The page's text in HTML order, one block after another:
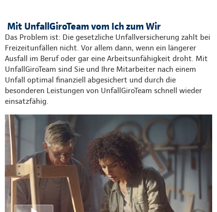
Mit UnfallGiroTeam vom Ich zum Wir
Das Problem ist: Die gesetzliche Unfallversicherung zahlt bei
Freizeitunfällen nicht. Vor allem dann, wenn ein längerer
Ausfall im Beruf oder gar eine Arbeitsunfähigkeit droht. Mit
UnfallGiroTeam sind Sie und Ihre Mitarbeiter nach einem
Unfall optimal finanziell abgesichert und durch die
besonderen Leistungen von UnfallGiroTeam schnell wieder
einsatzfähig.